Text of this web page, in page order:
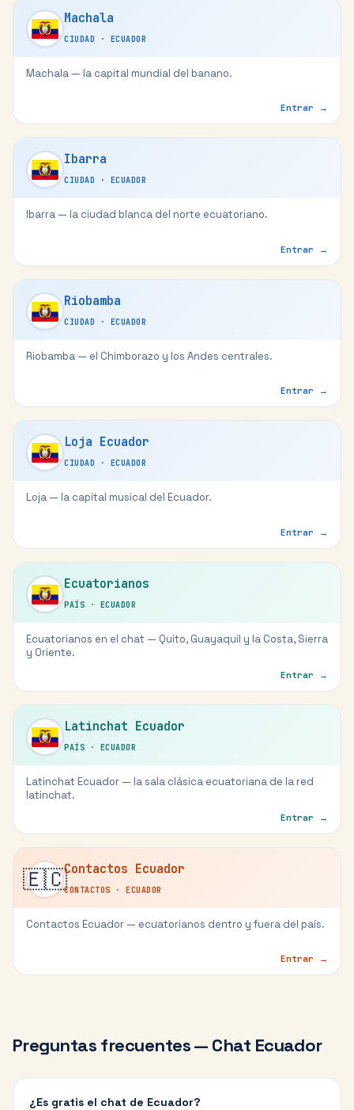
Machala
CIUDAD · ECUADOR
Machala — la capital mundial del banano.
Entrar →
Ibarra
CIUDAD · ECUADOR
Ibarra — la ciudad blanca del norte ecuatoriano.
Entrar →
Riobamba
CIUDAD · ECUADOR
Riobamba — el Chimborazo y los Andes centrales.
Entrar →
Loja Ecuador
CIUDAD · ECUADOR
Loja — la capital musical del Ecuador.
Entrar →
Ecuatorianos
PAÍS · ECUADOR
Ecuatorianos en el chat — Quito, Guayaquil y la Costa, Sierra
y Oriente.
Entrar →
Latinchat Ecuador
PAÍS · ECUADOR
Latinchat Ecuador — la sala clásica ecuatoriana de la red
latinchat.
Entrar →
🇪🇨Contactos Ecuador
CONTACTOS · ECUADOR
Contactos Ecuador — ecuatorianos dentro y fuera del país.
Entrar →
Preguntas frecuentes — Chat Ecuador
¿Es gratis el chat de Ecuador?